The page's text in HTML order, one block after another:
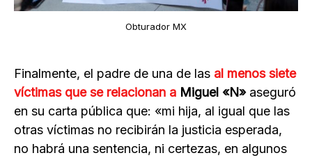
Obturador MX
Finalmente, el padre de una de las al menos siete
víctimas que se relacionan a Miguel «N»aseguró
en su carta pública que: «mi hija, al igual que las
otras víctimas no recibirán la justicia esperada,
no habrá una sentencia, ni certezas, en algunos